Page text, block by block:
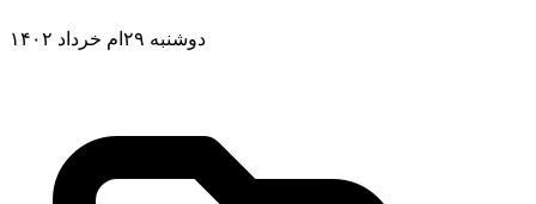
دوشنبه ۲۹ام خرداد ۱۴۰۲